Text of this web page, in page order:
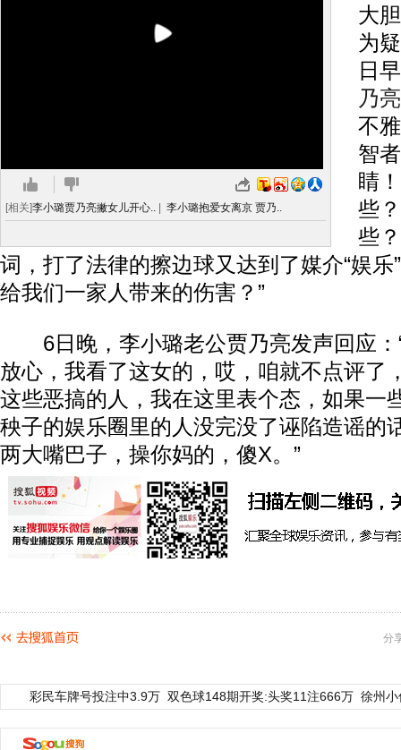
[相关]李小璐贾乃亮撇女儿开心.. 李小璐抱爱女离京 贾乃..
大
为
日
乃亮
不
智
睛
些
些
词，打了法律的擦边球又达到了媒介“娱乐
给我们一家人带来的伤害？”
6日晚，李小璐老公贾乃亮发声回应：
放心，我看了这女的，哎，咱就不点评了
这些恶搞的人，我在这里表个态，如果一
秧子的娱乐圈里的人没完没了诬陷造谣的
两大嘴巴子，操你妈的，傻X。”
分
彩民车牌号投注中3.9万 双色球148期开奖:头奖11注666万 徐州